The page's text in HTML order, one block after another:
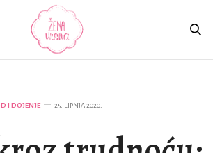
I DOJENJE 25. LIPNJA 2020.